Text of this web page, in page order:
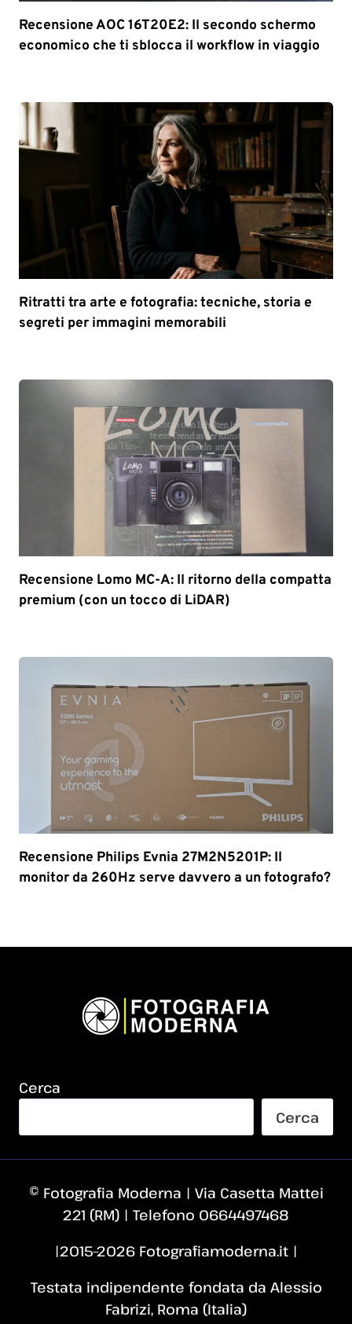
Recensione AOC 16T20E2: Il secondo schermo
economico che ti sblocca il workflow in viaggio
Ritratti tra arte e fotografia: tecniche, storia e
segreti per immagini memorabili
Recensione Lomo MC-A: Il ritorno della compatta
premium (con un tocco di LiDAR)
Recensione Philips Evnia 27M2N5201P: Il
monitor da 260Hz serve davvero a un fotografo?
Cerca
Cerca
© Fotografia Moderna | Via Casetta Mattei
221 (RM) | Telefono 0664497468
|2015–2026 Fotografiamoderna.it |
Testata indipendente fondata da Alessio
Fabrizi, Roma (Italia)